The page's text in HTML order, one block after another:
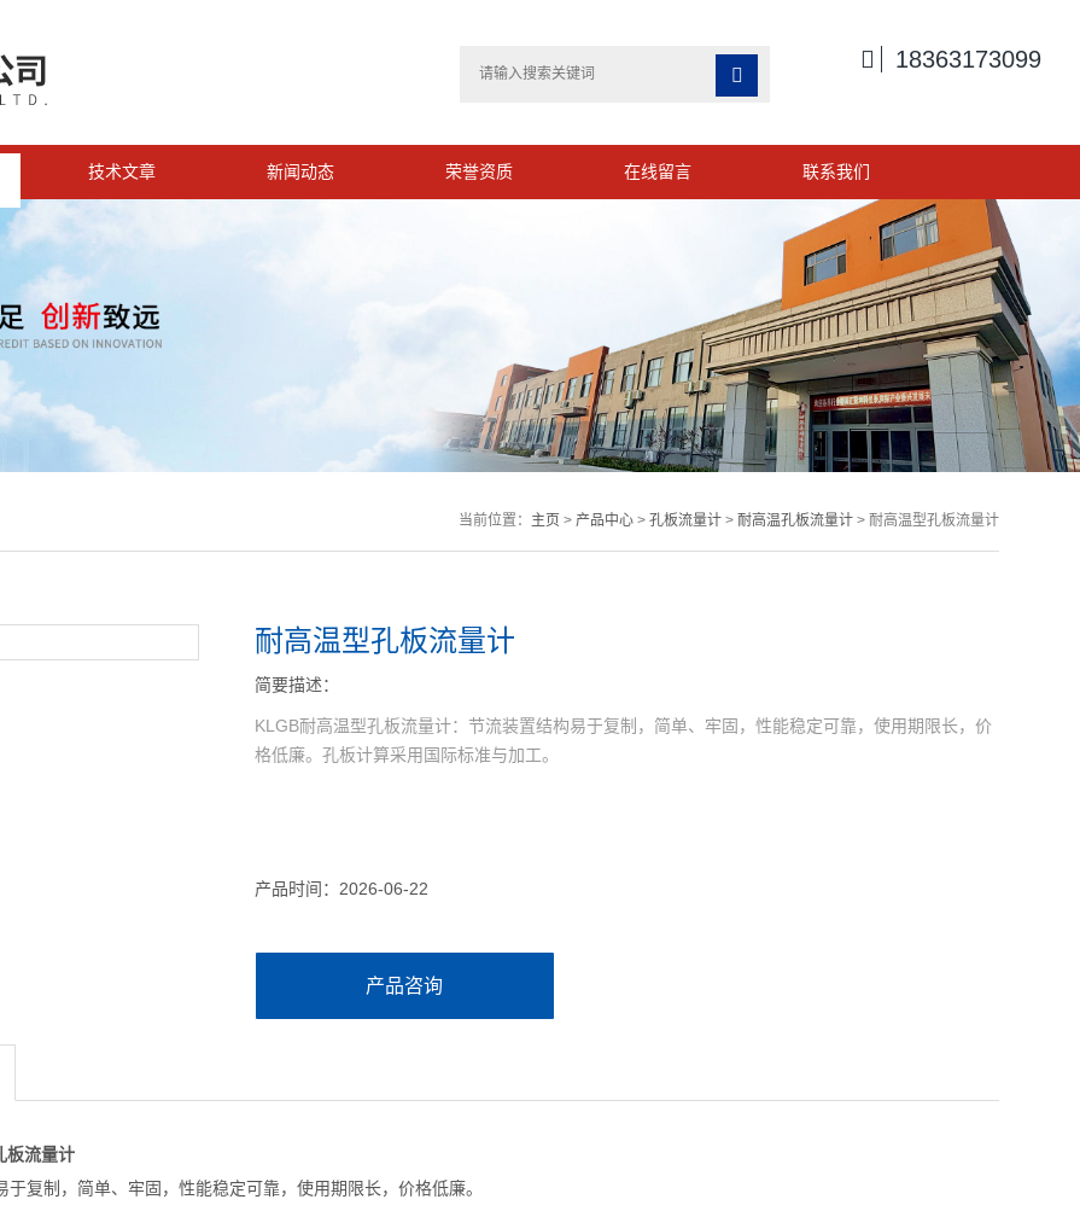

 18363173099
技术文章 新闻动态 荣誉资质 在线留言 联系我们
当前位置： 主页 > 产品中心> 孔板流量计> 耐高温孔板流量计> 耐高温型孔板流量计
耐高温型孔板流量计
简要描述：
KLGB耐高温型孔板流量计：节流装置结构易于复制，简单、牢固，性能稳定可靠，使用期限长，价
格低廉。孔板计算采用国际标准与加工。
产品时间：2026-06-22
产品咨询
板流量计
复制，简单、牢固，性能稳定可靠，使用期限长，价格低廉。